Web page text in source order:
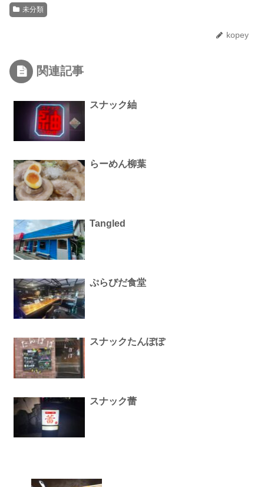
未分類
kopey
関連記事
スナック紬
らーめん柳葉
Tangled
ぷらびだ食堂
スナックたんぽぽ
スナック蕾